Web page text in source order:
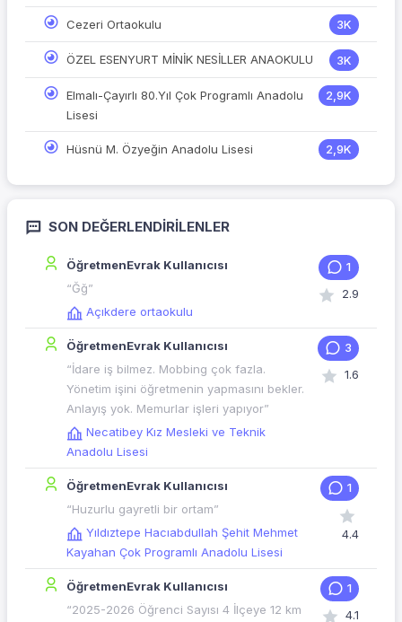
Cezeri Ortaokulu 3K
ÖZEL ESENYURT MİNİK NESİLLER ANAOKULU 3K
Elmalı-Çayırlı 80.Yıl Çok Programlı Anadolu
Lisesi
2,9K
Hüsnü M. Özyeğin Anadolu Lisesi 2,9K
SON DEĞERLENDIRILENLER
ÖğretmenEvrak Kullanıcısı
“Ğğ”
Açıkdere ortaokulu
1
2.9
ÖğretmenEvrak Kullanıcısı
“İdare iş bilmez. Mobbing çok fazla.
Yönetim işini öğretmenin yapmasını bekler.
Anlayış yok. Memurlar işleri yapıyor”
Necatibey Kız Mesleki ve Teknik
Anadolu Lisesi
3
1.6
ÖğretmenEvrak Kullanıcısı
“Huzurlu gayretli bir ortam”
Yıldıztepe Hacıabdullah Şehit Mehmet
Kayahan Çok Programlı Anadolu Lisesi
1
4.4
ÖğretmenEvrak Kullanıcısı
“2025-2026 Öğrenci Sayısı 4 İlçeye 12 km
1
4.1